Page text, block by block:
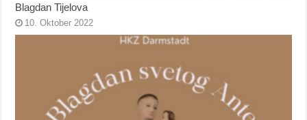
Blagdan Tijelova
10. Oktober 2022